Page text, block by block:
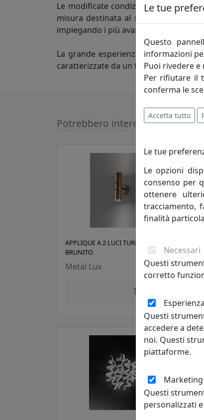
Le modificate condizioni di mercato
misura destinata al settore
impiegando i più avanzati sistemi di
La grande esperienza maturata in
caratterizzate da un forte contenuto
Potrebbero interessarti
APPLIQUE A 2 LUCI TURBO 268.102.02
BRUNITO
Metal Lux
106,00 €
Le tue
Questo
informazioni
Puoi rivedere
Per rifiutare il
conferma le
Accetta tutto
Le tue
Le opzioni
consenso per
ottenere
tracciamento,
finalità
Necessari
Questi
corretto
Esperienza
Questi
accedere a
noi. Questi
piattaforme.
Marketing
Questi
personalizzati